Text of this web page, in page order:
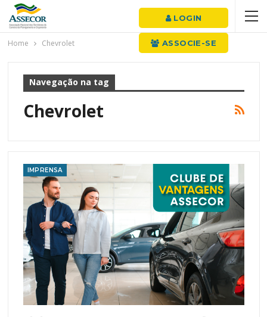
LOGIN
ASSOCIE-SE
Home Chevrolet
Navegação na tag
Chevrolet
IMPRENSA